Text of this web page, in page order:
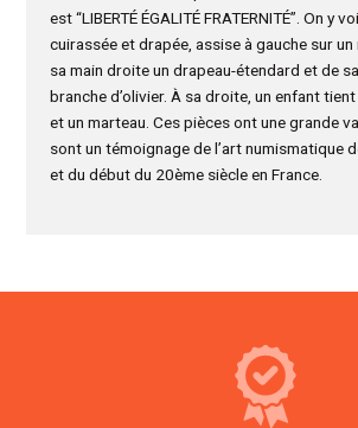
est “LIBERTÉ ÉGALITÉ FRATERNITÉ”. On y
cuirassée et drapée, assise à gauche sur
sa main droite un drapeau-étendard et de
branche d’olivier. À sa droite, un enfant
et un marteau. Ces pièces ont une grande
sont un témoignage de l’art numismatique
et du début du 20ème siècle en France.